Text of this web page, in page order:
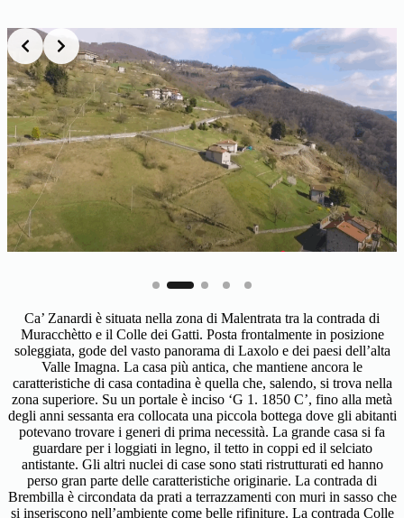
Slide 2 of 5
Ca’ Zanardi è situata nella zona di Malentrata tra la contrada di
Muracchètto e il Colle dei Gatti. Posta frontalmente in posizione
soleggiata, gode del vasto panorama di Laxolo e dei paesi dell’alta
Valle Imagna. La casa più antica, che mantiene ancora le
caratteristiche di casa contadina è quella che, salendo, si trova nella
zona superiore. Su un portale è inciso ‘G 1. 1850 C’, fino alla metà
degli anni sessanta era collocata una piccola bottega dove gli abitanti
potevano trovare i generi di prima necessità. La grande casa si fa
guardare per i loggiati in legno, il tetto in coppi ed il selciato
antistante. Gli altri nuclei di case sono stati ristrutturati ed hanno
perso gran parte delle caratteristiche originarie. La contrada di
Brembilla è circondata da prati a terrazzamenti con muri in sasso che
si inseriscono nell’ambiente come belle rifiniture. La contrada Colle